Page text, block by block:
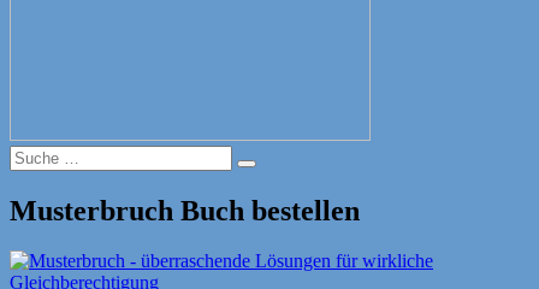
Suche
nach:
Suche
Musterbruch Buch bestellen